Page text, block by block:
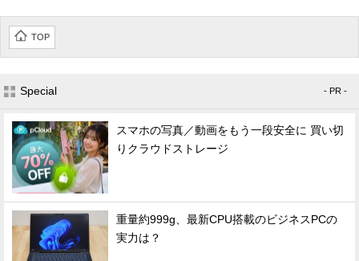
TOP
Special - PR -
スマホの写真／動画をもう一段安全に 買い切
りクラウドストレージ
重量約999g、最新CPU搭載のビジネスPCの
実力は？